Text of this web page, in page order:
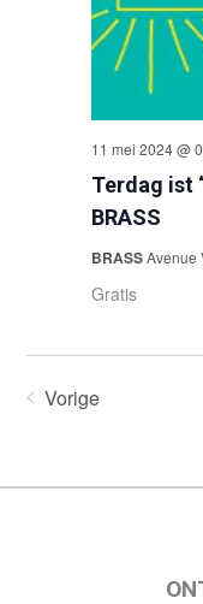
Terdag ist
BRASS
11 mei 2024 @
BRASSAvenue
Gratis
Vorige